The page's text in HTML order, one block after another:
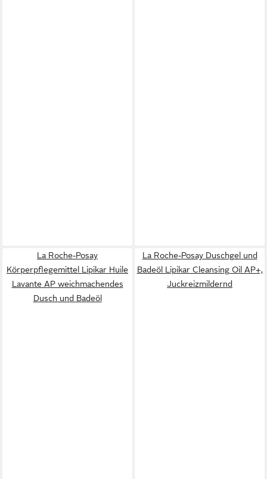
La Roche-Posay
Körperpflegemittel Lipikar Huile
Lavante AP weichmachendes
Dusch und Badeöl
La Roche-Posay Duschgel und
Badeöl Lipikar Cleansing Oil AP+,
Juckreizmildernd